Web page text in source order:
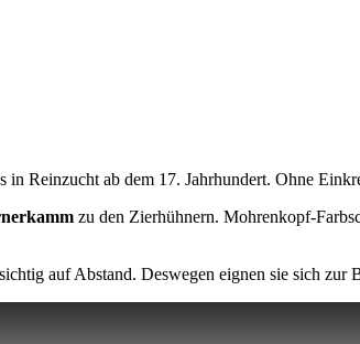
Reinzucht ab dem 17. Jahrhundert. Ohne
zu den Zierhühnern. Mohrenkopf-
auf Abstand. Deswegen eignen sie sich zur